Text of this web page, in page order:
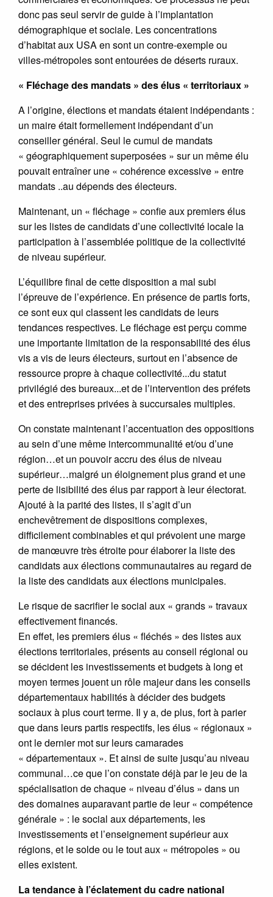
donc pas seul servir de guide à l’implantation
démographique et sociale. Les concentrations
d’habitat aux USA en sont un contre-exemple ou
villes-métropoles sont entourées de déserts ruraux.
« Fléchage des mandats » des élus « territoriaux »
A l’origine, élections et mandats étaient indépendants :
un maire était formellement indépendant d’un
conseiller général. Seul le cumul de mandats
« géographiquement superposées » sur un même élu
pouvait entraîner une « cohérence excessive » entre
mandats ..au dépends des électeurs.
Maintenant, un « fléchage » confie aux premiers élus
sur les listes de candidats d’une collectivité locale la
participation à l’assemblée politique de la collectivité
de niveau supérieur.
L’équilibre final de cette disposition a mal subi
l’épreuve de l’expérience. En présence de partis forts,
ce sont eux qui classent les candidats de leurs
tendances respectives. Le fléchage est perçu comme
une importante limitation de la responsabilité des élus
vis a vis de leurs électeurs, surtout en l’absence de
ressource propre à chaque collectivité...du statut
privilégié des bureaux...et de l’intervention des préfets
et des entreprises privées à succursales multiples.
On constate maintenant l’accentuation des oppositions
au sein d’une même intercommunalité et/ou d’une
région…et un pouvoir accru des élus de niveau
supérieur…malgré un éloignement plus grand et une
perte de lisibilité des élus par rapport à leur électorat.
Ajouté à la parité des listes, il s’agit d’un
enchevêtrement de dispositions complexes,
difficilement combinables et qui prévoient une marge
de manœuvre très étroite pour élaborer la liste des
candidats aux élections communautaires au regard de
la liste des candidats aux élections municipales.
Le risque de sacrifier le social aux « grands » travaux
effectivement financés.
En effet, les premiers élus « fléchés » des listes aux
élections territoriales, présents au conseil régional ou
se décident les investissements et budgets à long et
moyen termes jouent un rôle majeur dans les conseils
départementaux habilités à décider des budgets
sociaux à plus court terme. Il y a, de plus, fort à parier
que dans leurs partis respectifs, les élus « régionaux »
ont le dernier mot sur leurs camarades
« départementaux ». Et ainsi de suite jusqu’au niveau
communal…ce que l’on constate déjà par le jeu de la
spécialisation de chaque « niveau d’élus » dans un
des domaines auparavant partie de leur « compétence
générale » : le social aux départements, les
investissements et l’enseignement supérieur aux
régions, et le solde ou le tout aux « métropoles » ou
elles existent.
La tendance à l’éclatement du cadre national